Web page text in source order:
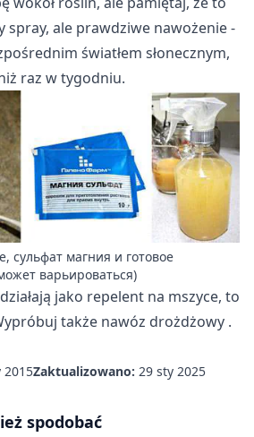
spray, ale prawdziwe nawożenie -
światłem słonecznym,
raz w tygodniu.
сульфат магния и готовое
варьироваться)
jako repelent na mszyce, to
także nawóz drożdżowy .
2015Zaktualizowano: 29 sty 2025
spodobać